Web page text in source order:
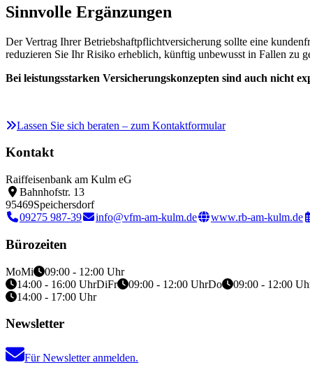
Sinnvolle Ergänzungen
Der Vertrag Ihrer Betriebshaftpflichtversicherung sollte eine
reduzieren Sie Ihr Risiko erheblich, künftig unbewusst in Fallen zu
Bei leistungsstarken Versicherungskonzepten sind auch nicht
Lassen Sie sich beraten – zum Kontaktformular
Kontakt
Raiffeisenbank am Kulm eG
Bahnhofstr. 13
95469Speichersdorf
09275 987-39
info@vfm-am-kulm.de www.rb-am-kulm.de
Bürozeiten
MoMi
09:00 - 12:00 Uhr
14:00 - 16:00 UhrDiFr 09:00 - 12:00 UhrDo
09:00 - 12:00
14:00 - 17:00 Uhr
Newsletter
Für Newsletter anmelden.